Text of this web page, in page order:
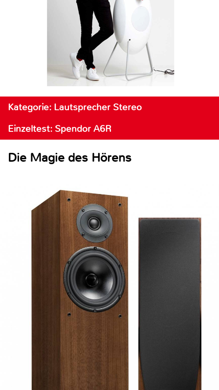
Kategorie: Lautsprecher Stereo
Einzeltest: Spendor A6R
Die Magie des Hörens